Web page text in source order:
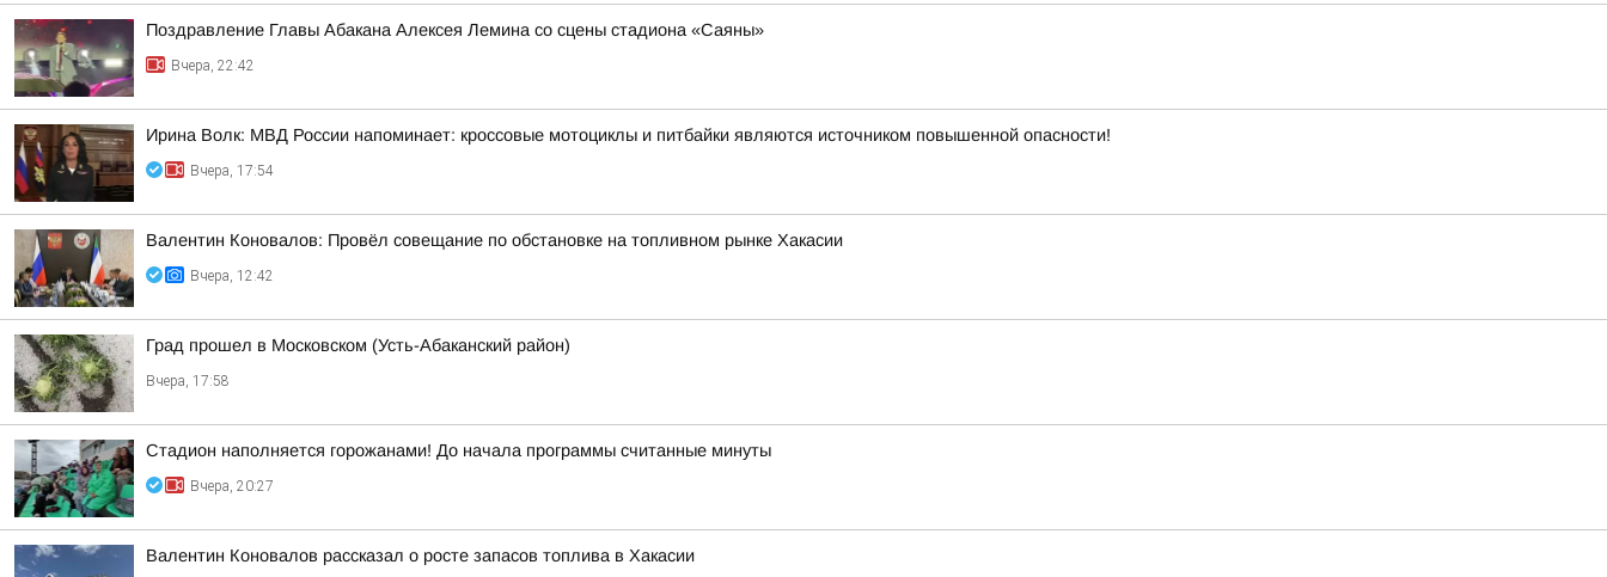
Поздравление Главы Абакана Алексея Лемина со сцены стадиона «Саяны»
Вчера, 22:42
Ирина Волк: МВД России напоминает: кроссовые мотоциклы и питбайки являются источником повышенной опасности!
Вчера, 17:54
Валентин Коновалов: Провёл совещание по обстановке на топливном рынке Хакасии
Вчера, 12:42
Град прошел в Московском (Усть-Абаканский район)
Вчера, 17:58
Стадион наполняется горожанами! До начала программы считанные минуты
Вчера, 20:27
Валентин Коновалов рассказал о росте запасов топлива в Хакасии